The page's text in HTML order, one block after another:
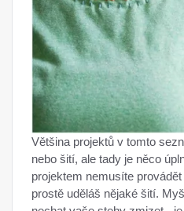
Většina projektů v tomto
nebo šití, ale tady je něco
projektem nemusíte
prostě uděláš nějaké šití.